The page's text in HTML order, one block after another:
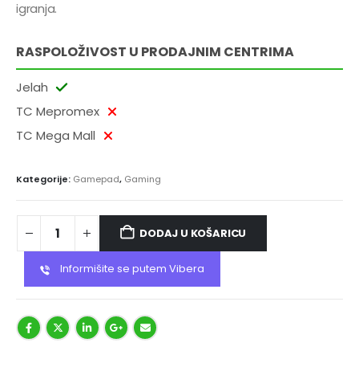
igranja.
RASPOLOŽIVOST U PRODAJNIM CENTRIMA
Jelah
TC Mepromex
TC Mega Mall
Kategorije: Gamepad, Gaming
DODAJ U KOŠARICU
Informišite se putem Vibera